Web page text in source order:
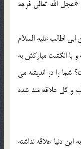
الله تعالي فرجه
اطالب عليه السلام
با انگشت مبارکش به
شما را در انديشه مي
و گل علاقه مند شده
دنيا علاقه نداشته